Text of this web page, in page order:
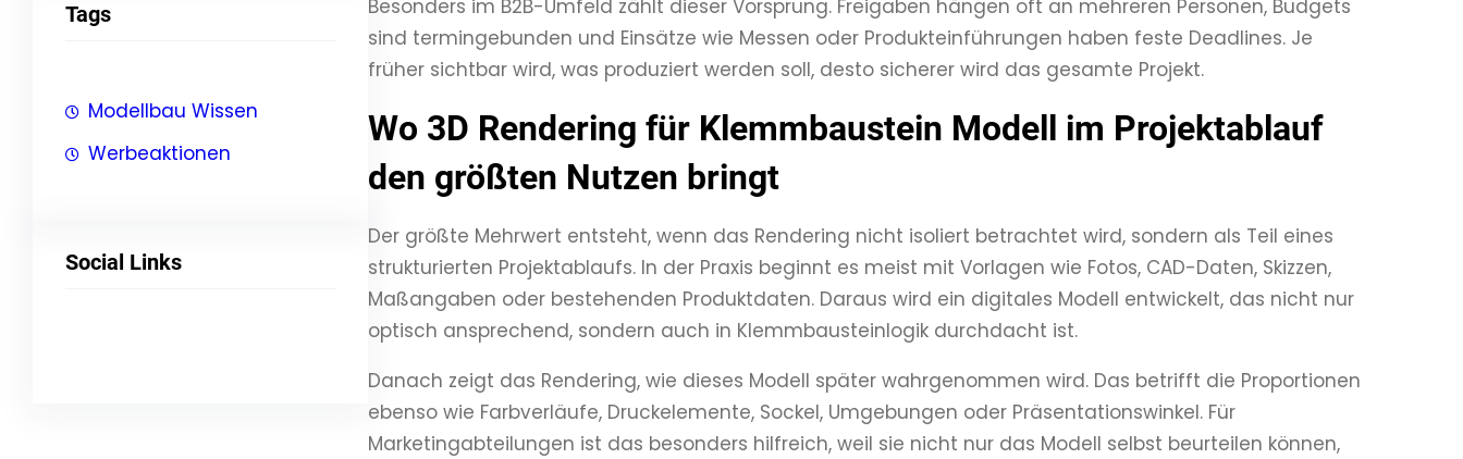
Tags
Modellbau Wissen
Werbeaktionen
Social Links
Besonders im B2B-Umfeld zählt dieser Vorsprung. Freigaben hängen oft an mehreren Personen, Budgets
sind termingebunden und Einsätze wie Messen oder Produkteinführungen haben feste Deadlines. Je
früher sichtbar wird, was produziert werden soll, desto sicherer wird das gesamte Projekt.
Wo 3D Rendering für Klemmbaustein Modell im Projektablauf
den größten Nutzen bringt
Der größte Mehrwert entsteht, wenn das Rendering nicht isoliert betrachtet wird, sondern als Teil eines
strukturierten Projektablaufs. In der Praxis beginnt es meist mit Vorlagen wie Fotos, CAD-Daten, Skizzen,
Maßangaben oder bestehenden Produktdaten. Daraus wird ein digitales Modell entwickelt, das nicht nur
optisch ansprechend, sondern auch in Klemmbausteinlogik durchdacht ist.
Danach zeigt das Rendering, wie dieses Modell später wahrgenommen wird. Das betrifft die Proportionen
ebenso wie Farbverläufe, Druckelemente, Sockel, Umgebungen oder Präsentationswinkel. Für
Marketingabteilungen ist das besonders hilfreich, weil sie nicht nur das Modell selbst beurteilen können,